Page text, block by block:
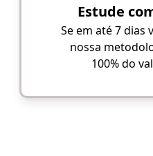
Estude
Se em até 7 dias
nossa
100% do